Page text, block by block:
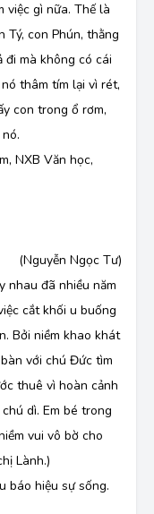
việc gì nữa. Thế là
Tý, con Phún, thằng
đi mà không có cái
thâm tím lại vì rét,
con trong ổ rơm,
NXB Văn học,
(Nguyễn Ngọc Tư)
nhau đã nhiều năm
cắt khối u buống
Bởi niềm khao khát
với chú Đức tìm
thuê vì hoàn cảnh
dì. Em bé trong
vui vô bờ cho
Lành.)
báo hiệu sự sống.